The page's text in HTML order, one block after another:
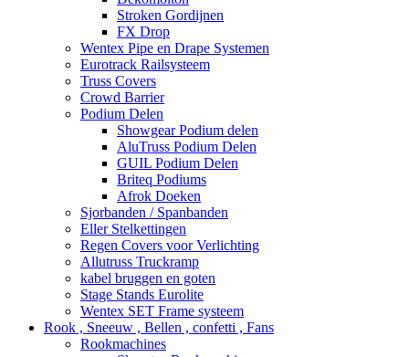
Stroken Gordijnen
FX Drop
Wentex Pipe en Drape Systemen
Eurotrack Railsysteem
Truss Covers
Crowd Barrier
Podium Delen
Showgear Podium delen
AluTruss Podium Delen
GUIL Podium Delen
Briteq Podiums
Afrok Doeken
Sjorbanden / Spanbanden
Eller Stelkettingen
Regen Covers voor Verlichting
Allutruss Truckramp
kabel bruggen en goten
Stage Stands Eurolite
Wentex SET Frame systeem
Rook , Sneeuw , Bellen , confetti , Fans
Rookmachines